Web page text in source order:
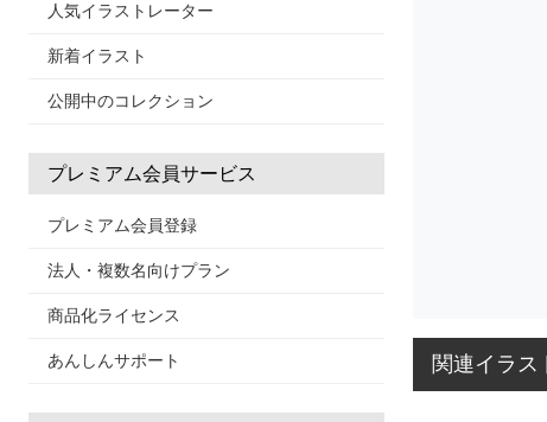
人気イラストレーター
新着イラスト
公開中のコレクション
プレミアム会員サービス
プレミアム会員登録
法人・複数名向けプラン
商品化ライセンス
あんしんサポート 関連イラス